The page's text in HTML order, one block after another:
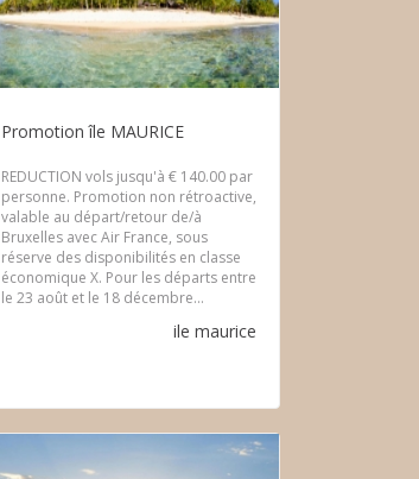
Promotion île MAURICE
REDUCTION vols jusqu'à € 140.00 par
personne. Promotion non rétroactive,
valable au départ/retour de/à
Bruxelles avec Air France, sous
réserve des disponibilités en classe
économique X. Pour les départs entre
le 23 août et le 18 décembre...
ile maurice